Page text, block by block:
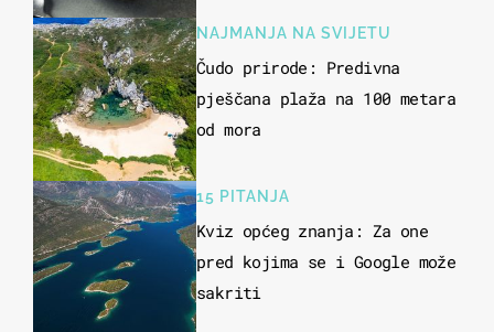
NAJMANJA NA SVIJETU
Čudo prirode: Predivna
pješčana plaža na 100 metara
od mora
15 PITANJA
Kviz općeg znanja: Za one
pred kojima se i Google može
sakriti